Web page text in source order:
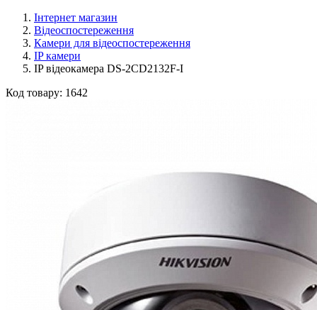
Інтернет магазин
Відеоспостереження
Камери для відеоспостереження
IP камери
IP відеокамера DS-2CD2132F-I
Код товару: 1642